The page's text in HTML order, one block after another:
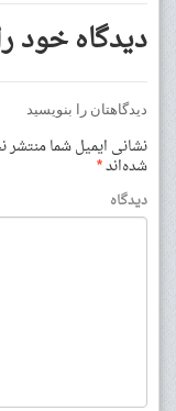
دیدگاه خود
دیدگاهتان را بنویسید
نشانی ایمیل شما منتشر
شده‌اند*
دیدگاه